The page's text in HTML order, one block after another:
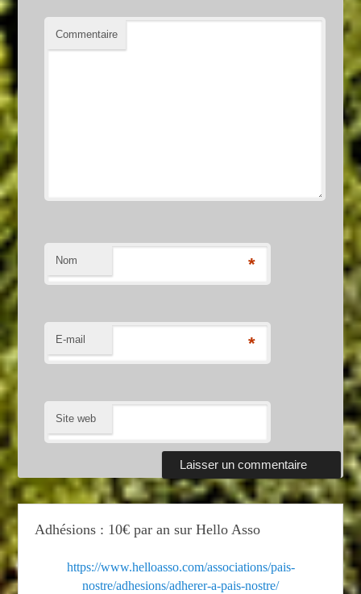
Commentaire
Nom *
E-mail *
Site web
Adhésions : 10€ par an sur Hello Asso
https://www.helloasso.com/associations/pais-
nostre/adhesions/adherer-a-pais-nostre/